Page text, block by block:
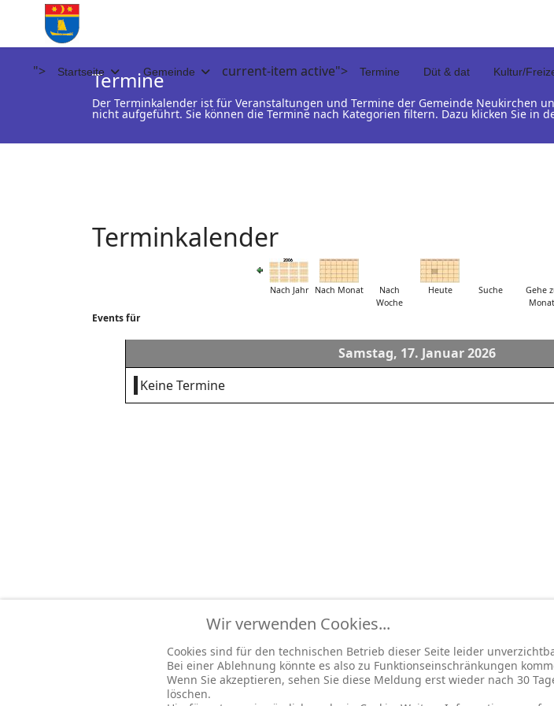
"> Startseite Gemeinde current-item active"> Termine Düt & dat Kultur/
Termine
Der Terminkalender ist für Veranstaltungen und Termine der Gemeinde Neukirchen
nicht aufgeführt. Sie können die Termine nach Kategorien filtern. Dazu klicken Sie in
Terminkalender
Nach Jahr Nach Monat
Nach
Woche
Heute Suche
Gehe
Monat
Events für
Samstag, 17. Januar 2026
Keine Termine
Wir verwenden Cookies...
Cookies sind für den technischen Betrieb dieser Seite leider
Bei einer Ablehnung könnte es also zu Funktionseinschränkungen
Wenn Sie akzeptieren, sehen Sie diese Meldung erst wieder nach 30
löschen.